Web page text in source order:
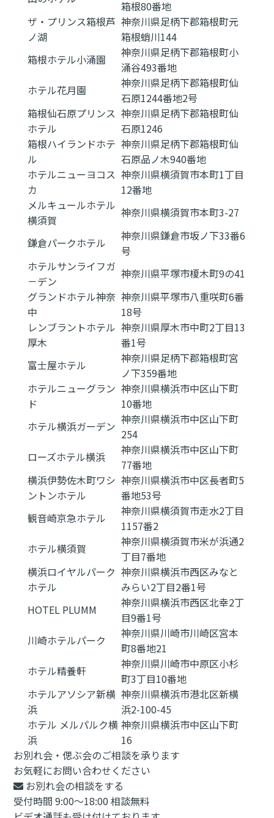
箱根80番地
ザ・プリンス箱根芦
ノ湖
神奈川県足柄下郡箱根町元
箱根蛸川144
箱根ホテル小涌園
神奈川県足柄下郡箱根町小
涌谷493番地
ホテル花月園
神奈川県足柄下郡箱根町仙
石原1244番地2号
箱根仙石原プリンス
ホテル
神奈川県足柄下郡箱根町仙
石原1246
箱根ハイランドホテ
ル
神奈川県足柄下郡箱根町仙
石原品ノ木940番地
ホテルニューヨコス
カ
神奈川県横須賀市本町1丁目
12番地
メルキュールホテル
横須賀
神奈川県横須賀市本町3-27
鎌倉パークホテル
神奈川県鎌倉市坂ノ下33番6
号
ホテルサンライフガ
－デン
神奈川県平塚市榎木町9の41
グランドホテル神奈
中
神奈川県平塚市八重咲町6番
18号
レンブラントホテル
厚木
神奈川県厚木市中町2丁目13
番1号
富士屋ホテル
神奈川県足柄下郡箱根町宮
ノ下359番地
ホテルニューグラン
ド
神奈川県横浜市中区山下町
10番地
ホテル横浜ガーデン 神奈川県横浜市中区山下町
254
ローズホテル横浜
神奈川県横浜市中区山下町
77番地
横浜伊勢佐木町ワシ
ントンホテル
神奈川県横浜市中区長者町5
番地53号
観音崎京急ホテル
神奈川県横須賀市走水2丁目
1157番2
ホテル横須賀
神奈川県横須賀市米が浜通2
丁目7番地
横浜ロイヤルパーク
ホテル
神奈川県横浜市西区みなと
みらい2丁目2番1号
HOTEL PLUMM
神奈川県横浜市西区北幸2丁
目9番1号
川崎ホテルパーク
神奈川県川崎市川崎区宮本
町8番地21
ホテル精養軒
神奈川県川崎市中原区小杉
町3丁目10番地
ホテルアソシア新横
浜
神奈川県横浜市港北区新横
浜2-100-45
ホテル メルパルク横
浜
神奈川県横浜市中区山下町
16
お別れ会・偲ぶ会のご相談を承ります
お気軽にお問い合わせください
お別れ会の相談をする
受付時間 9:00～18:00 相談無料